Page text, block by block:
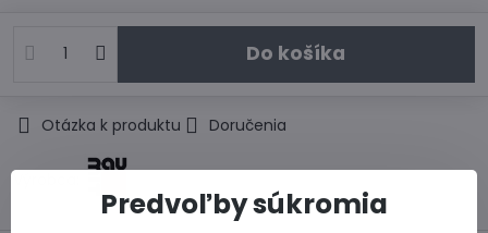
Do košíka
Otázka k produktu Doručenia
Predvoľby súkromia